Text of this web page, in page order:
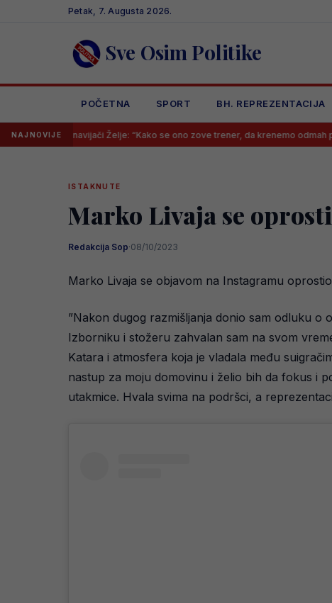
Petak, 7. Augusta 2026.
Sve Osim Politike
POČETNA SPORT BH. REPREZENTACIJA
NAJNOVIJE
navijači Želje: “Kako se ono zove trener, da krenemo odmah psovati”
ISTAKNUTE
Marko Livaja se
Redakcija Sop·08/10/2023
Marko Livaja se objavom na Instagramu
”Nakon dugog razmišljanja donio sam odluku o
Izborniku i stožeru zahvalan sam na svom
Katara i atmosfera koja je vladala među
nastup za moju domovinu i želio bih da fokus i
utakmice. Hvala svima na podršci, a